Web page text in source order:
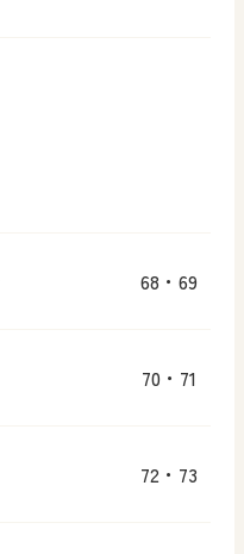
68・69
70・71
72・73